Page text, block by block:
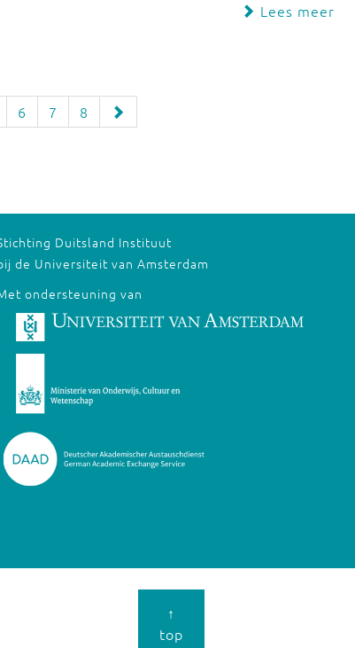
Lees meer
6 7 8
Duitsland Instituut
de Universiteit van Amsterdam
ondersteuning van
↑
top